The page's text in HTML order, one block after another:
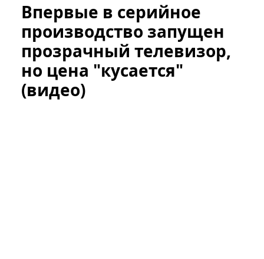
Впервые в серийное
производство запущен
прозрачный телевизор,
но цена "кусается"
(видео)